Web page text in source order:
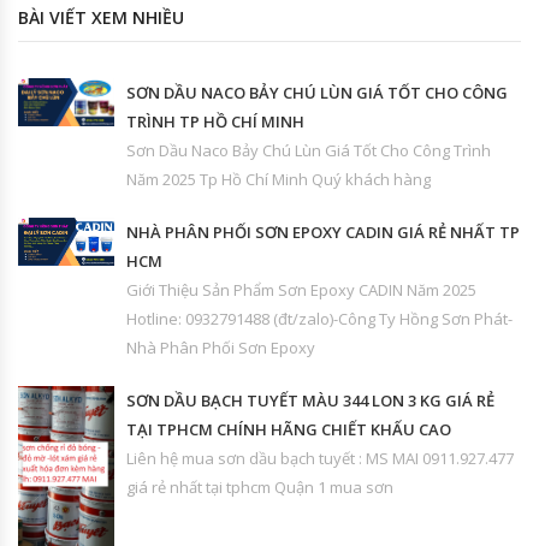
BÀI VIẾT XEM NHIỀU
SƠN DẦU NACO BẢY CHÚ LÙN GIÁ TỐT CHO CÔNG
TRÌNH TP HỒ CHÍ MINH
Sơn Dầu Naco Bảy Chú Lùn Giá Tốt Cho Công Trình
Năm 2025 Tp Hồ Chí Minh Quý khách hàng
NHÀ PHÂN PHỐI SƠN EPOXY CADIN GIÁ RẺ NHẤT TP
HCM
Giới Thiệu Sản Phẩm Sơn Epoxy CADIN Năm 2025
Hotline: 0932791488 (đt/zalo)-Công Ty Hồng Sơn Phát-
Nhà Phân Phối Sơn Epoxy
SƠN DẦU BẠCH TUYẾT MÀU 344 LON 3 KG GIÁ RẺ
TẠI TPHCM CHÍNH HÃNG CHIẾT KHẤU CAO
Liên hệ mua sơn dầu bạch tuyết : MS MAI 0911.927.477
giá rẻ nhất tại tphcm Quận 1 mua sơn